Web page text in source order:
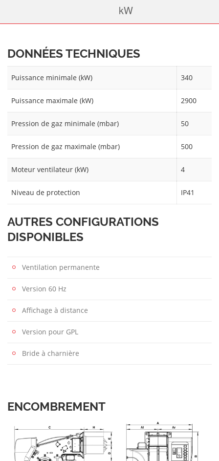
DONNÉES TECHNIQUES
Puissance minimale (kW) 340
Puissance maximale (kW) 2900
Pression de gaz minimale (mbar) 50
Pression de gaz maximale (mbar) 500
Moteur ventilateur (kW) 4
Niveau de protection IP41
AUTRES CONFIGURATIONS
DISPONIBLES
Ventilation permanente
Version 60 Hz
Affichage à distance
Version pour GPL
Bride à charnière
ENCOMBREMENT